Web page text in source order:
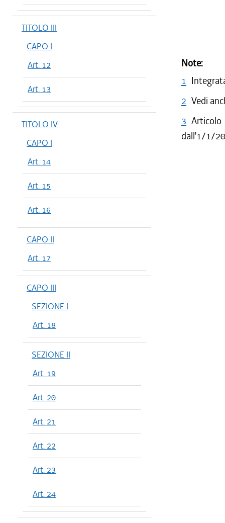
TITOLO III
CAPO I
Art. 12
Art. 13
TITOLO IV
CAPO I
Art. 14
Art. 15
Art. 16
CAPO II
Art. 17
CAPO III
SEZIONE I
Art. 18
SEZIONE II
Art. 19
Art. 20
Art. 21
Art. 22
Art. 23
Art. 24
Note:
1
2 Vedi
3 Articolo
dall'1/1/